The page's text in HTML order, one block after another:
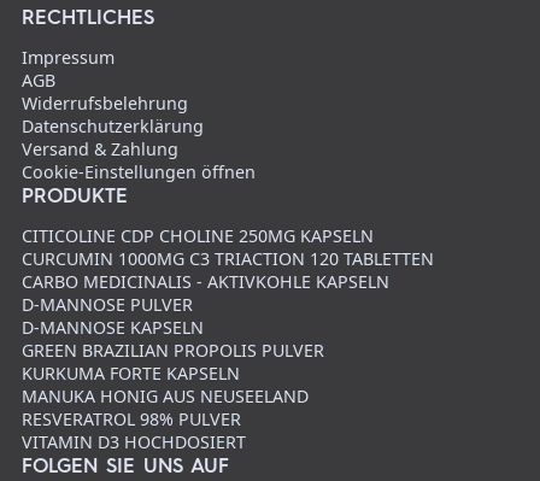
RECHTLICHES
Impressum
AGB
Widerrufsbelehrung
Datenschutzerklärung
Versand & Zahlung
Cookie-Einstellungen öffnen
PRODUKTE
CITICOLINE CDP CHOLINE 250MG KAPSELN
CURCUMIN 1000MG C3 TRIACTION 120 TABLETTEN
CARBO MEDICINALIS - AKTIVKOHLE KAPSELN
D-MANNOSE PULVER
D-MANNOSE KAPSELN
GREEN BRAZILIAN PROPOLIS PULVER
KURKUMA FORTE KAPSELN
MANUKA HONIG AUS NEUSEELAND
RESVERATROL 98% PULVER
VITAMIN D3 HOCHDOSIERT
FOLGEN SIE UNS AUF